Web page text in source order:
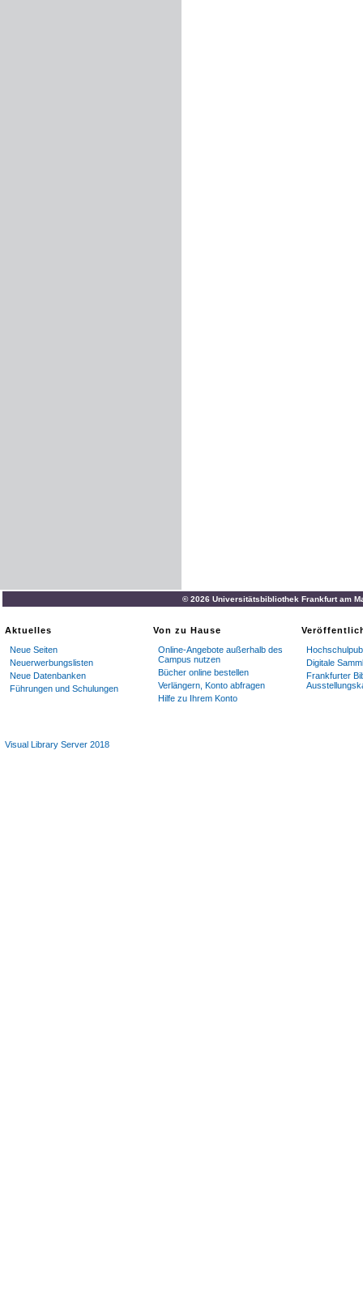
© 2026 Universitätsbibliothek Frankfurt am
Aktuelles
Neue Seiten
Neuerwerbungslisten
Neue Datenbanken
Führungen und Schulungen
Von zu Hause
Online-Angebote außerhalb des
Campus nutzen
Bücher online bestellen
Verlängern, Konto abfragen
Hilfe zu Ihrem Konto
Digitale
Frankfurter
Visual Library Server 2018